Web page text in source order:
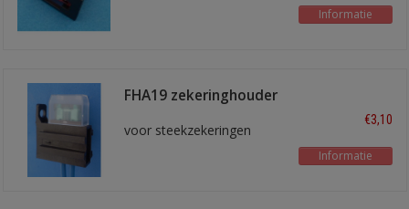
Informatie
FHA19 zekeringhouder
voor steekzekeringen
€3,10
Informatie